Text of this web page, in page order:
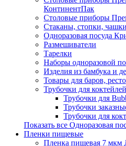
КонтинентПак
Столовые приборы
Стаканы, стопки, чашки
Одноразовая посуда
Размешиватели
Тарелки
Наборы одноразовой
Изделия из бамбука и
Товары для баров,
Трубочки для коктейлей
Трубочки для
Трубочки
Трубочки для
Показать все Одноразовая
Пленки пищевые
Пленка пищевая 7